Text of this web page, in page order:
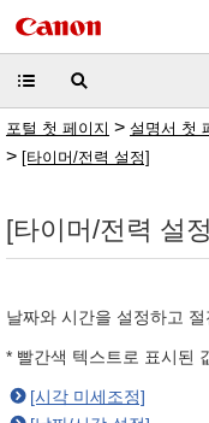
포털 첫 페이지 > 설명서 첫
> [타이머/전력 설정]
[타이머/전력 설
날짜와 시간을 설정하고
* 빨간색 텍스트로 표시된
[시각 미세조정]